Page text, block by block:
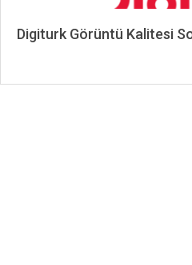
Digiturk Görüntü Kalitesi